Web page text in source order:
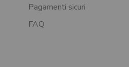
Pagamenti sicuri
FAQ